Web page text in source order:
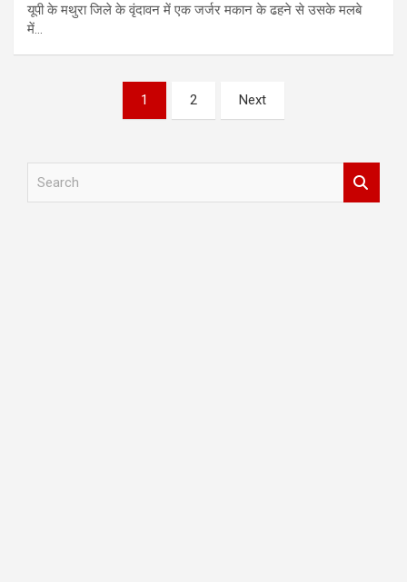
यूपी के मथुरा जिले के वृंदावन में एक जर्जर मकान के ढहने से उसके मलबे
में…
1 2 Next